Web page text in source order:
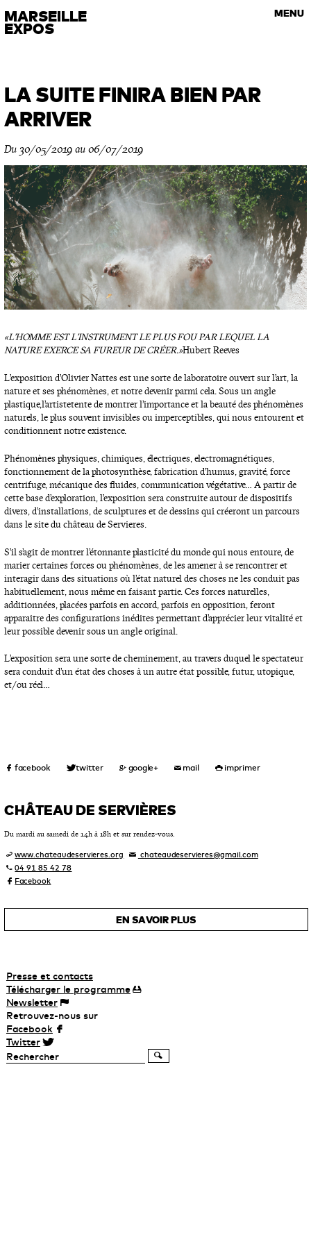
MARSEILLE
EXPOS
MENU
VISITES GUIDÉES
Les rendez-vous de l’art contemporain
LA SUITE FINIRA BIEN PAR
ARRIVER
Du 30/05/2019 au 06/07/2019
« L’HOMME EST L’INSTRUMENT LE PLUS FOU PAR LEQUEL LA
NATURE EXERCE SA FUREUR DE CRÉER.»Hubert Reeves
L’exposition d’Olivier Nattes est une sorte de laboratoire ouvert sur l’art, la
nature et ses phénomènes, et notre devenir parmi cela. Sous un angle
plastique, l’artiste tente de montrer l’importance et la beauté des phénomènes
naturels, le plus souvent invisibles ou imperceptibles, qui nous entourent et
conditionnent notre existence.
Phénomènes physiques, chimiques, électriques, electromagnétiques,
fonctionnement de la photosynthèse, fabrication d’humus, gravité, force
centrifuge, mécanique des fluides, communication végétative… A partir de
cette base d’exploration, l’exposition sera construite autour de dispositifs
divers, d’installations, de sculptures et de dessins qui créeront un parcours
dans le site du château de Servieres.
S’il s’agit de montrer l’étonnante plasticité du monde qui nous entoure, de
marier certaines forces ou phénomènes, de les amener à se rencontrer et
interagir dans des situations où l’état naturel des choses ne les conduit pas
habituellement, nous même en faisant partie. Ces forces naturelles,
additionnées, placées parfois en accord, parfois en opposition, feront
apparaitre des configurations inédites permettant d’apprécier leur vitalité et
leur possible devenir sous un angle original.
L’exposition sera une sorte de cheminement, au travers duquel le spectateur
sera conduit d’un état des choses à un autre état possible, futur, utopique,
et/ou réel…
CHÂTEAU DE SERVIÈRES
Du mardi au samedi de 14h à 18h et sur rendez-vous.
www.chateaudeservieres.org
chateaudeservieres@gmail.com
04 91 85 42 78
Facebook
EN SAVOIR PLUS
Presse et contacts
Télécharger leprogramme
Newsletter
Retrouvez-nous sur
Facebook
Twitter